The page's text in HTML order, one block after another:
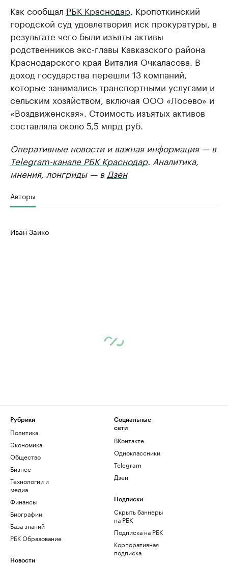
Как сообщал РБК Краснодар , Кропоткинский
городской суд удовлетворил иск прокуратуры, в
результате чего были изъяты активы
родственников экс-главы Кавказского района
Краснодарского края Виталия Очкаласова. В
доход государства перешли 13 компаний,
которые занимались транспортными услугами и
сельским хозяйством, включая ООО «Лосево» и
«Воздвиженская». Стоимость изъятых активов
составляла около 5,5 млрд руб.
Оперативные новости и важная информация — в
Telegram-канале РБК Краснодар. Аналитика,
мнения, лонгриды — в Дзен
Авторы
Иван Заико
Рубрики
Политика
Экономика
Общество
Бизнес
Технологии и
медиа
Финансы
Биографии
База знаний
РБК Образование
Новости
Социальные
сети
ВКонтакте
Одноклассники
Telegram
Дзен
Подписки
Скрыть баннеры
на РБК
Подписка на РБК
Корпоративная
подписка